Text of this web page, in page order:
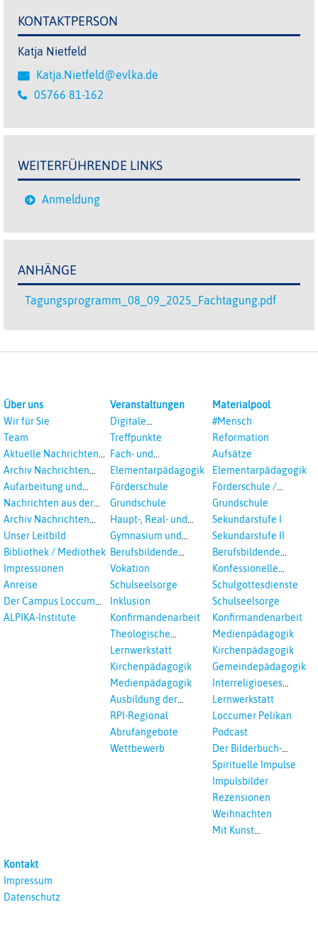
KONTAKTPERSON
Katja Nietfeld
Katja.Nietfeld@evlka.de
05766 81-162
WEITERFÜHRENDE LINKS
Anmeldung
ANHÄNGE
Tagungsprogramm_08_09_2025_Fachtagung.pdf
Über uns
Wir für Sie
Team
Aktuelle Nachrichten
aus dem RPI
Archiv Nachrichten
aus dem RPI ab 2018
Aufarbeitung und
Prävention
Landeskirche und EKD
Nachrichten aus der
Landeskirche
Archiv Nachrichten
aus der Landeskirche
Unser Leitbild
Bibliothek / Mediothek
Impressionen
Anreise
Der Campus Loccum
und Loccumer
ALPIKA-Institute
Veranstaltungen
Digitale
Veranstaltungen
Treffpunkte
Fach- und
Studientagungen
Elementarpädagogik
Förderschule
Grundschule
Haupt-, Real- und
Oberschule
Gymnasium und
Gesamtschule
Berufsbildende
Schulen
Vokation
Schulseelsorge
Inklusion
Konfirmandenarbeit
Theologische
Fortbildungen,
Interreligöses Lernen
Lernwerkstatt
Kirchenpädagogik
Medienpädagogik
Ausbildung der
Vikar*innen
RPI-Regional
Abrufangebote
Wettbewerb
Materialpool
#Mensch
Reformation
Aufsätze
Elementarpädagogik
Förderschule /
Inklusion
Grundschule
Sekundarstufe I
Sekundarstufe II
Berufsbildende
Schulen
Konfessionelle
Kooperation
Schulgottesdienste
Schulseelsorge
Konfirmandenarbeit
Medienpädagogik
Kirchenpädagogik
Gemeindepädagogik
Interreligioeses
Lernen
Lernwerkstatt
Loccumer Pelikan
Podcast
Der Bilderbuch-
Podcast
Spirituelle Impulse
Impulsbilder
Rezensionen
Weihnachten
Mit Kunst
Kontakt
Impressum
Datenschutz